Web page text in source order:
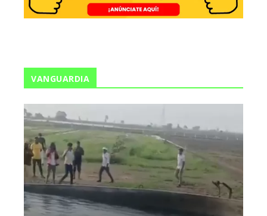
VANGUARDIA